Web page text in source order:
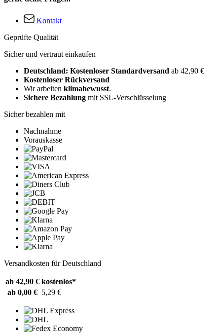
Kontakt
Geprüfte Qualität
Sicher und vertraut einkaufen
Deutschland: Kostenloser Standardversand ab 42,90 €
Kostenloser Rückversand
Wir arbeiten klimabewusst.
Sichere Bezahlung mit SSL-Verschlüsselung
Sicher bezahlen mit
Nachnahme
Vorauskasse
Versandkosten für Deutschland
ab 42,90 € kostenlos*
ab 0,00 € 5,29 €